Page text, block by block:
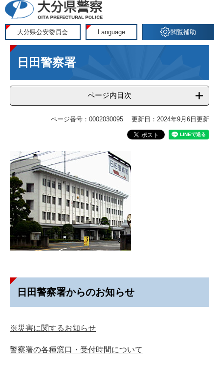
ペ
ジ
の
メ
ュ
ー
大分県公安委員会 Language 閲覧補助
本
日田警察署
ページ内目次
ページ番号：0002030095 更新日：2024年9月6日更新
日田警察署からのお知らせ
※災害に関するお知らせ
警察署の各種窓口・受付時間について